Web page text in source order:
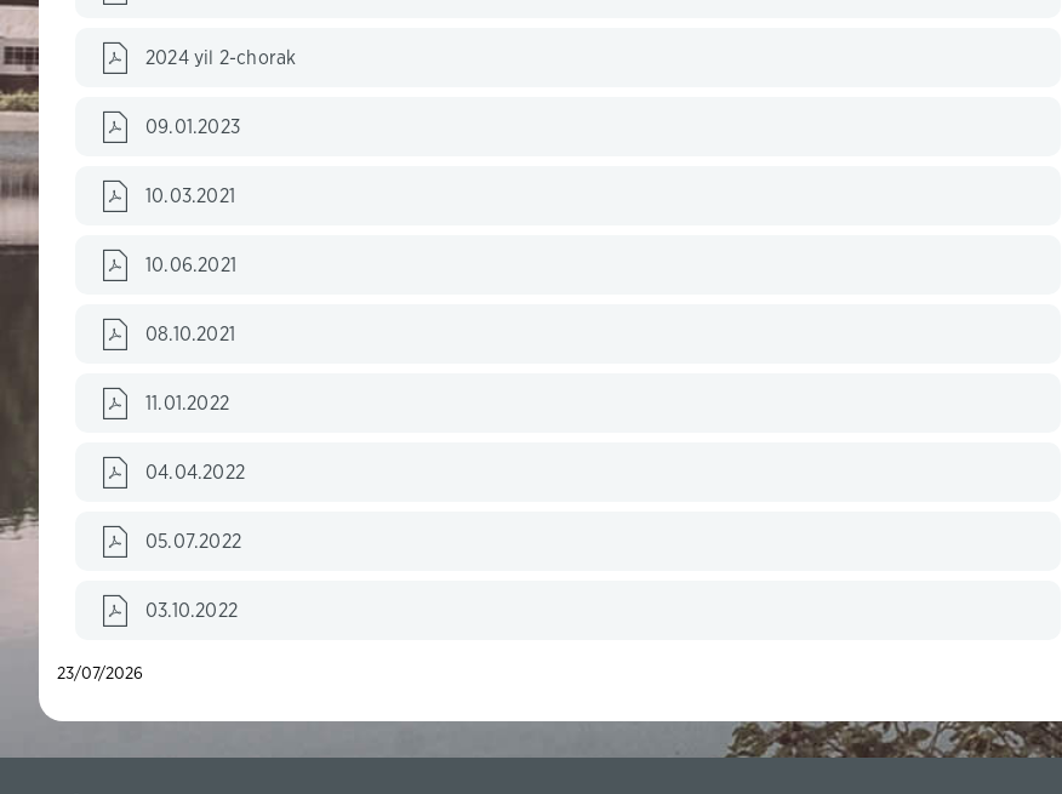
2024 yil 2-chorak
09.01.2023
10.03.2021
10.06.2021
08.10.2021
11.01.2022
04.04.2022
05.07.2022
03.10.2022
23/07/2026